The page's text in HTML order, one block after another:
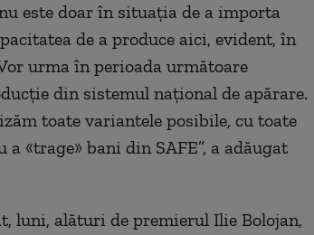
este doar în situaţia de a importa
de a produce aici, evident, în
urma în perioada următoare
din sistemul naţional de apărare.
toate variantele posibile, cu toate
«trage» bani din SAFE”, a adăugat
luni, alături de premierul Ilie Bolojan,